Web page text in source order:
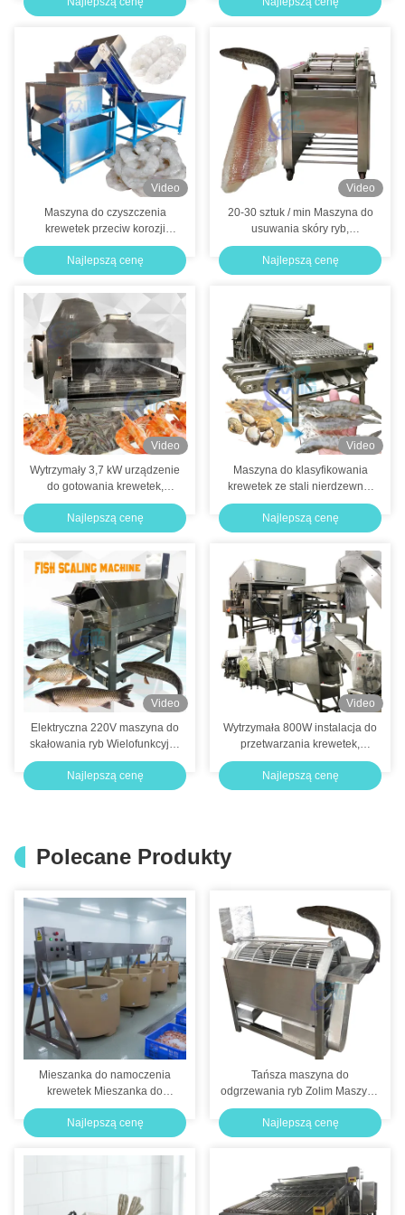
Video
Maszyna do czyszczenia
krewetek przeciw korozji
Praktyczna
1300x1200x1500mm
Najlepszą cenę
Video
20-30 sztuk / min Maszyna do
usuwania skóry ryb,
wielofunkcyjna maszyna do
łososia
Najlepszą cenę
Video
Wytrzymały 3,7 kW urządzenie
do gotowania krewetek,
Maszyna do gotowania owoców
morza
Najlepszą cenę
Video
Maszyna do klasyfikowania
krewetek ze stali nierdzewnej
Praktyczna
6000x4000x2200mm
Najlepszą cenę
Video
Elektryczna 220V maszyna do
skałowania ryb Wielofunkcyjny
typ bębna
Najlepszą cenę
Video
Wytrzymała 800W instalacja do
przetwarzania krewetek,
automatyczny system usuwania
głowy krewetek
Najlepszą cenę
Polecane Produkty
Mieszanka do namoczenia
krewetek Mieszanka do
przetwarzania krewetek
Maszyna do zanurzenia
Mieszanka izolacyjna
Mieszanka beczkowa
namoczenia
Najlepszą cenę
Tańsza maszyna do
odgrzewania ryb Zolim Maszyna
do czyszczenia ryb Maszyna do
odgrzewania ryb 2,2 kw Mały
odgrzewacz ryb
Najlepszą cenę